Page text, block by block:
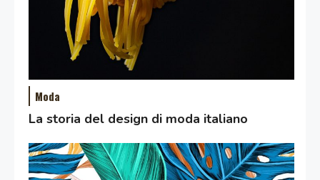
Moda
La storia del design di moda italiano